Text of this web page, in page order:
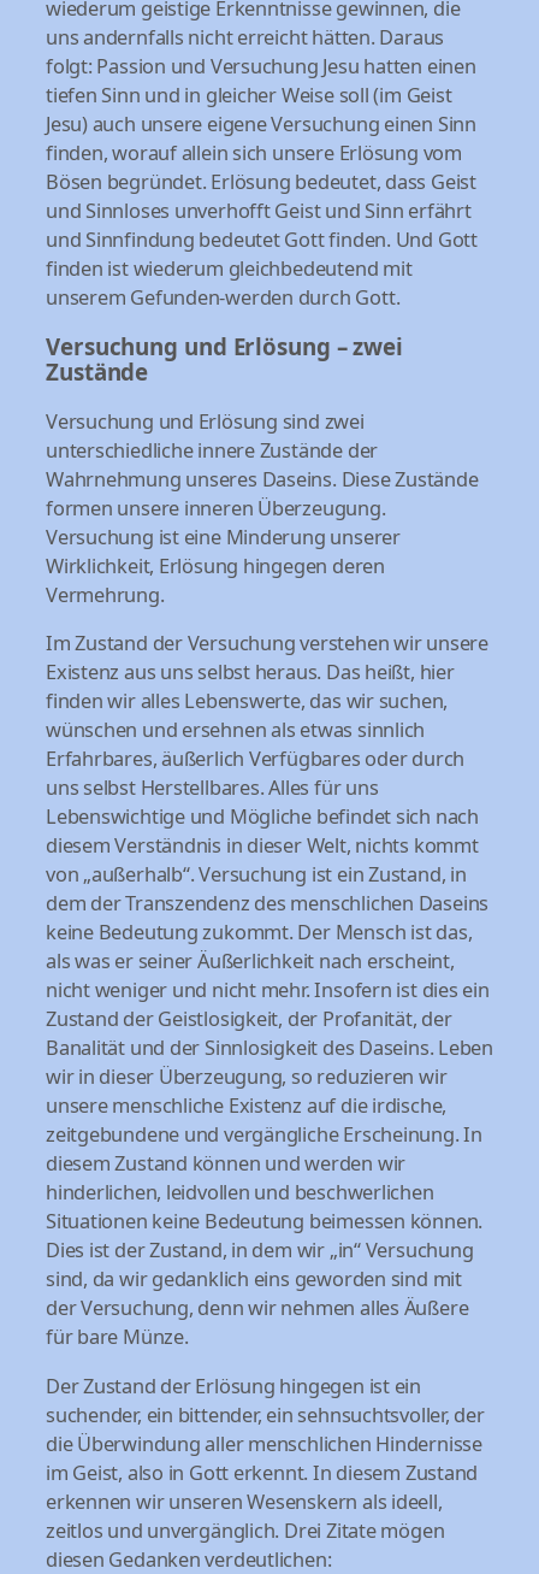
wiederum geistige Erkenntnisse gewinnen, die
uns andernfalls nicht erreicht hätten. Daraus
folgt: Passion und Versuchung Jesu hatten einen
tiefen Sinn und in gleicher Weise soll (im Geist
Jesu) auch unsere eigene Versuchung einen Sinn
finden, worauf allein sich unsere Erlösung vom
Bösen begründet. Erlösung bedeutet, dass Geist
und Sinnloses unverhofft Geist und Sinn erfährt
und Sinnfindung bedeutet Gott finden. Und Gott
finden ist wiederum gleichbedeutend mit
unserem Gefunden-werden durch Gott.
Versuchung und Erlösung – zwei
Zustände
Versuchung und Erlösung sind zwei
unterschiedliche innere Zustände der
Wahrnehmung unseres Daseins. Diese Zustände
formen unsere inneren Überzeugung.
Versuchung ist eine Minderung unserer
Wirklichkeit, Erlösung hingegen deren
Vermehrung.
Im Zustand der Versuchung verstehen wir unsere
Existenz aus uns selbst heraus. Das heißt, hier
finden wir alles Lebenswerte, das wir suchen,
wünschen und ersehnen als etwas sinnlich
Erfahrbares, äußerlich Verfügbares oder durch
uns selbst Herstellbares. Alles für uns
Lebenswichtige und Mögliche befindet sich nach
diesem Verständnis in dieser Welt, nichts kommt
von „außerhalb“. Versuchung ist ein Zustand, in
dem der Transzendenz des menschlichen Daseins
keine Bedeutung zukommt. Der Mensch ist das,
als was er seiner Äußerlichkeit nach erscheint,
nicht weniger und nicht mehr. Insofern ist dies ein
Zustand der Geistlosigkeit, der Profanität, der
Banalität und der Sinnlosigkeit des Daseins. Leben
wir in dieser Überzeugung, so reduzieren wir
unsere menschliche Existenz auf die irdische,
zeitgebundene und vergängliche Erscheinung. In
diesem Zustand können und werden wir
hinderlichen, leidvollen und beschwerlichen
Situationen keine Bedeutung beimessen können.
Dies ist der Zustand, in dem wir „in“ Versuchung
sind, da wir gedanklich eins geworden sind mit
der Versuchung, denn wir nehmen alles Äußere
für bare Münze.
Der Zustand der Erlösung hingegen ist ein
suchender, ein bittender, ein sehnsuchtsvoller, der
die Überwindung aller menschlichen Hindernisse
im Geist, also in Gott erkennt. In diesem Zustand
erkennen wir unseren Wesenskern als ideell,
zeitlos und unvergänglich. Drei Zitate mögen
diesen Gedanken verdeutlichen: